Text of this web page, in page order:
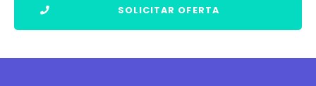
SOLICITAR OFERTA